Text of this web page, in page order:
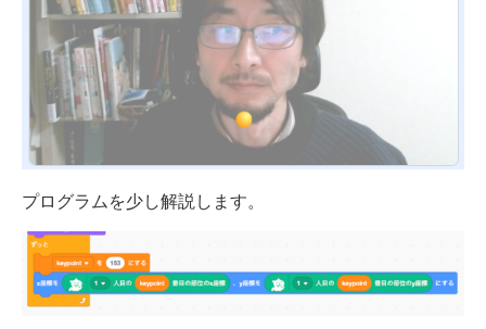
プログラムを少し解説します。